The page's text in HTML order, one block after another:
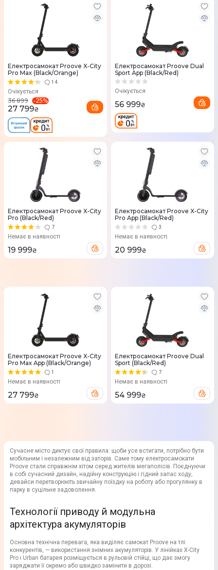
Електросамокат Proove X-City
Pro Max (Black/Orange)
14
Очікується
36 899 -25%
27 799₴
Електросамокат Proove Dual
Sport App (Black/Red)
Очікується
56 999₴
Електросамокат Proove X-City
Pro (Black/Red)
7
Немає в наявності
19 999₴
Електросамокат Proove X-City
Pro App (Black/Red)
3
Немає в наявності
20 999₴
Електросамокат Proove X-City
Pro Max App (Black/Orange)
1
Немає в наявності
27 799₴
Електросамокат Proove Dual
Sport (Black/Red)
7
Немає в наявності
54 999₴
Сучасне місто диктує свої правила: щоби усе встигати, потрібно бути
мобільним і незалежним від заторів. Саме тому електросамокати
Proove стали справжнім хітом серед жителів мегаполісів. Поєднуючи
в собі сучасний дизайн, надійну конструкцію і гідний запас ходу,
девайси перетворюють звичайну поїздку на роботу або прогулянку в
парку в суцільне задоволення.
Технології приводу й модульна
архітектура акумуляторів
Основна технічна перевага, яка виділяє самокат Proove на тлі
конкурентів, — використання знімних акумуляторів. У лінійках X-City
Pro і Urban батарея розміщується в рульовій стійці, що дає змогу
заряджати її окремо або швидко замінити в дорозі.